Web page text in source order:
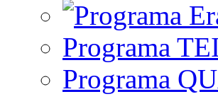
Programa
Programa